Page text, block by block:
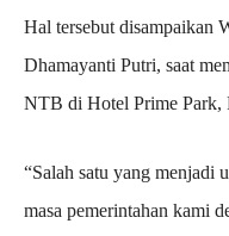
Hal tersebut disampaikan
Dhamayanti Putri, saat
NTB di Hotel Prime Park,
“Salah satu yang menjadi
masa pemerintahan kami